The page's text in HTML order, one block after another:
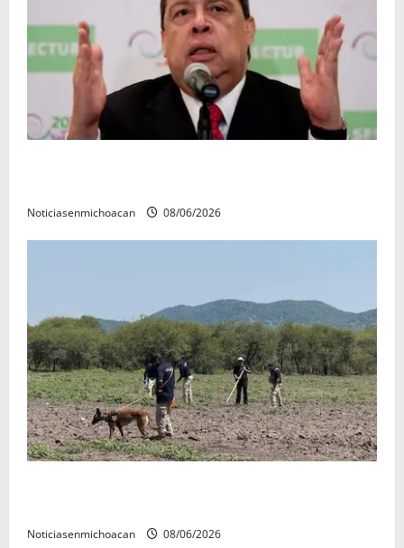
Noticiasenmichoacan 08/06/2026
Noticiasenmichoacan 08/06/2026